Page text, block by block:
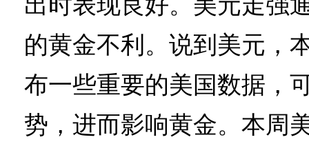
的黄金不利。说到美元，
布一些重要的美国数据，
势，进而影响黄金。本周